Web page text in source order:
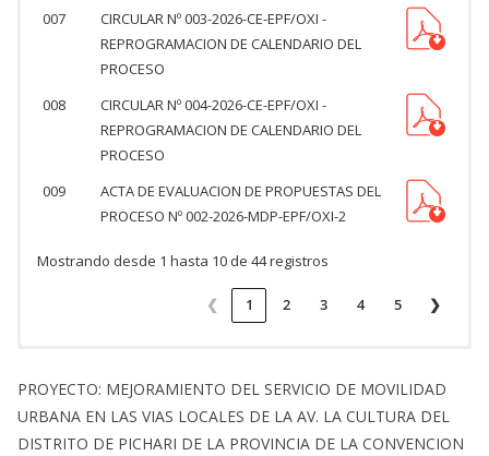
007
CIRCULAR Nº 003-2026-CE-EPF/OXI -
REPROGRAMACION DE CALENDARIO DEL
PROCESO
008
CIRCULAR Nº 004-2026-CE-EPF/OXI -
REPROGRAMACION DE CALENDARIO DEL
PROCESO
009
ACTA DE EVALUACION DE PROPUESTAS DEL
PROCESO Nº 002-2026-MDP-EPF/OXI-2
Mostrando desde 1 hasta 10 de 44 registros
❮ 1 2 3 4 5 ❯
PROYECTO: MEJORAMIENTO DEL SERVICIO DE MOVILIDAD
URBANA EN LAS VIAS LOCALES DE LA AV. LA CULTURA DEL
DISTRITO DE PICHARI DE LA PROVINCIA DE LA CONVENCION